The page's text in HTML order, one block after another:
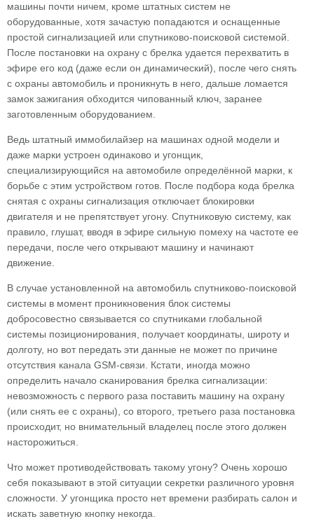
машины почти ничем, кроме штатных систем не
оборудованные, хотя зачастую попадаются и оснащенные
простой сигнализацией или спутниково-поисковой системой.
После постановки на охрану с брелка удается перехватить в
эфире его код (даже если он динамический), после чего снять
с охраны автомобиль и проникнуть в него, дальше ломается
замок зажигания обходится чипованный ключ, заранее
заготовленным оборудованием.
Ведь штатный иммобилайзер на машинах одной модели и
даже марки устроен одинаково и угонщик,
специализирующийся на автомобиле определённой марки, к
борьбе с этим устройством готов. После подбора кода брелка
снятая с охраны сигнализация отключает блокировки
двигателя и не препятствует угону. Спутниковую систему, как
правило, глушат, вводя в эфире сильную помеху на частоте ее
передачи, после чего открывают машину и начинают
движение.
В случае установленной на автомобиль спутниково-поисковой
системы в момент проникновения блок системы
добросовестно связывается со спутниками глобальной
системы позиционирования, получает координаты, широту и
долготу, но вот передать эти данные не может по причине
отсутствия канала GSM-связи. Кстати, иногда можно
определить начало сканирования брелка сигнализации:
невозможность с первого раза поставить машину на охрану
(или снять ее с охраны), со второго, третьего раза постановка
происходит, но внимательный владелец после этого должен
насторожиться.
Что может противодействовать такому угону? Очень хорошо
себя показывают в этой ситуации секретки различного уровня
сложности. У угонщика просто нет времени разбирать салон и
искать заветную кнопку некогда.